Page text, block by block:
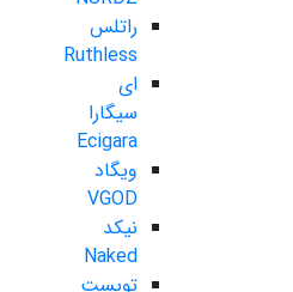
راتلس
Ruthless
ای
سیگارا
Ecigara
ویگاد
VGOD
نیکد
Naked
تویست